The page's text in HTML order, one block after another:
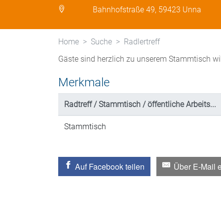
Bahnhofstraße 49, 59423 Unna
Home Suche
Radlertreff
Gäste sind herzlich zu unserem Stammtisch
Merkmale
Radtreff / Stammtisch / öffentliche Arbeits...
Stammtisch
Auf Facebook teilen Über E-Mail